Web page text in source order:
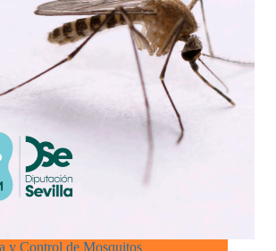
y Control de Mosquitos